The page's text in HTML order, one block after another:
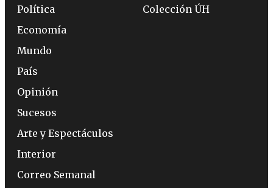
Política
Economía
Mundo
País
Opinión
Sucesos
Arte y Espectáculos
Interior
Correo Semanal
Colección ÚH